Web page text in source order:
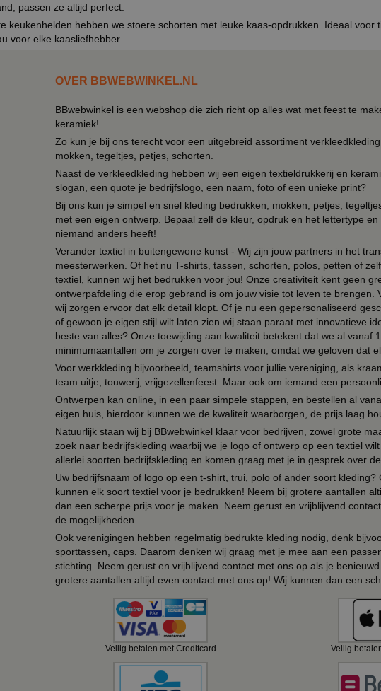
passen ze altijd perfect.
keukenhelden hebben we stoere schorten met leuke kaas-opdrukken. Ideaal voor
voor elke kaasliefhebber.
OVER BBWEBWINKEL.NL
BBwebwinkel is een webshop die zich richt op alles wat met feest te
keramiek!
Zo kun je bij ons terecht voor een uitgebreid assortiment
mokken, tegeltjes, petjes, schorten.
Naast de verkleedkleding hebben wij een eigen textieldrukkerij en
slogan, een quote je bedrijfslogo, een naam, foto of een unieke print?
Bij ons kun je simpel en snel kleding bedrukken, mokken, petjes,
met een eigen ontwerp. Bepaal zelf de kleur, opdruk en het lettertype
niemand anders heeft!
Verander textiel in buitengewone kunst - Wij zijn jouw partners in het
meesterwerken. Of het nu T-shirts, tassen, schorten, polos, petten of
textiel, kunnen wij het bedrukken voor jou! Onze creativiteit kent geen
ontwerpafdeling die erop gebrand is om jouw visie tot leven te brengen.
wij zorgen ervoor dat elk detail klopt. Of je nu een gepersonaliseerd
of gewoon je eigen stijl wilt laten zien wij staan paraat met innovatieve
beste van alles? Onze toewijding aan kwaliteit betekent dat we al vanaf
minimumaantallen om je zorgen over te maken, omdat we geloven dat
Voor werkkleding bijvoorbeeld, teamshirts voor jullie vereniging, als
team uitje, touwerij, vrijgezellenfeest. Maar ook om iemand een
Ontwerpen kan online, in een paar simpele stappen, en bestellen al
eigen huis, hierdoor kunnen we de kwaliteit waarborgen, de prijs laag
Natuurlijk staan wij bij BBwebwinkel klaar voor bedrijven, zowel grote
zoek naar bedrijfskleding waarbij we je logo of ontwerp op een textiel
allerlei soorten bedrijfskleding en komen graag met je in gesprek over
Uw bedrijfsnaam of logo op een t-shirt, trui, polo of ander soort kleding?
kunnen elk soort textiel voor je bedrukken! Neem bij grotere aantallen
dan een scherpe prijs voor je maken. Neem gerust en vrijblijvend
de mogelijkheden.
Ook verenigingen hebben regelmatig bedrukte kleding nodig, denk
sporttassen, caps. Daarom denken wij graag met je mee aan een
stichting. Neem gerust en vrijblijvend contact met ons op als je
grotere aantallen altijd even contact met ons op! Wij kunnen dan een
Veilig betalen met Creditcard Veilig